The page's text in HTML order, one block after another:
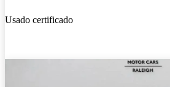
Usado certificado